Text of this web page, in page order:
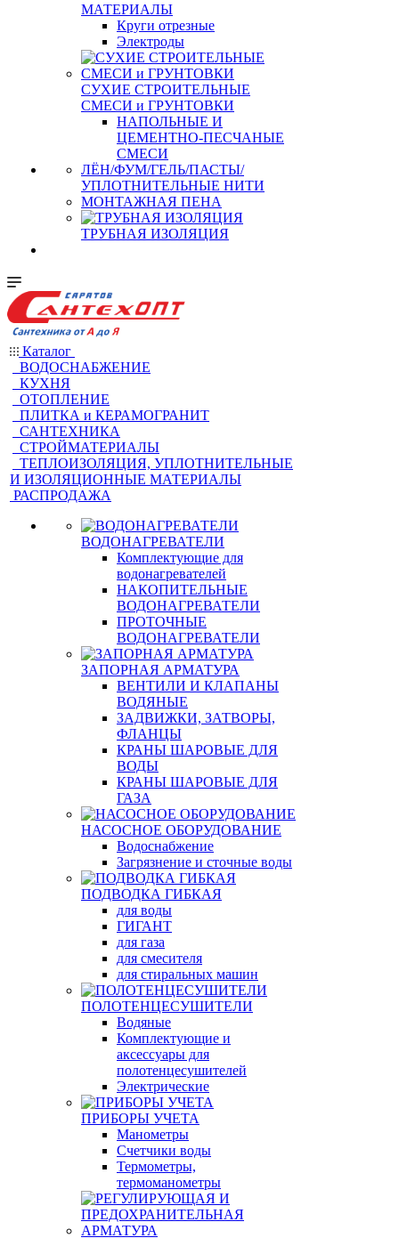
МАТЕРИАЛЫ
Круги отрезные
Электроды
СУХИЕ СТРОИТЕЛЬНЫЕ
СМЕСИ и ГРУНТОВКИ
НАПОЛЬНЫЕ И
ЦЕМЕНТНО-ПЕСЧАНЫЕ
СМЕСИ
ЛЁН/ФУМ/ГЕЛЬ/ПАСТЫ/
УПЛОТНИТЕЛЬНЫЕ НИТИ
МОНТАЖНАЯ ПЕНА
ТРУБНАЯ ИЗОЛЯЦИЯ
Каталог
ВОДОСНАБЖЕНИЕ
КУХНЯ
ОТОПЛЕНИЕ
ПЛИТКА и КЕРАМОГРАНИТ
САНТЕХНИКА
СТРОЙМАТЕРИАЛЫ
ТЕПЛОИЗОЛЯЦИЯ, УПЛОТНИТЕЛЬНЫЕ
И ИЗОЛЯЦИОННЫЕ МАТЕРИАЛЫ
РАСПРОДАЖА
ВОДОНАГРЕВАТЕЛИ
Комплектующие для
водонагревателей
НАКОПИТЕЛЬНЫЕ
ВОДОНАГРЕВАТЕЛИ
ПРОТОЧНЫЕ
ВОДОНАГРЕВАТЕЛИ
ЗАПОРНАЯ АРМАТУРА
ВЕНТИЛИ И КЛАПАНЫ
ВОДЯНЫЕ
ЗАДВИЖКИ, ЗАТВОРЫ,
ФЛАНЦЫ
КРАНЫ ШАРОВЫЕ ДЛЯ
ВОДЫ
КРАНЫ ШАРОВЫЕ ДЛЯ
ГАЗА
НАСОСНОЕ ОБОРУДОВАНИЕ
Водоснабжение
Загрязнение и сточные воды
ПОДВОДКА ГИБКАЯ
для воды
ГИГАНТ
для газа
для смесителя
для стиральных машин
ПОЛОТЕНЦЕСУШИТЕЛИ
Водяные
Комплектующие и
аксессуары для
полотенцесушителей
Электрические
ПРИБОРЫ УЧЕТА
Манометры
Счетчики воды
Термометры,
термоманометры